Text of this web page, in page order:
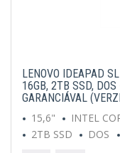
LENOVO IDEAPAD
16GB, 2TB SSD,
GARANCIÁVAL
15,6"
INTEL
2TB SSD
DOS